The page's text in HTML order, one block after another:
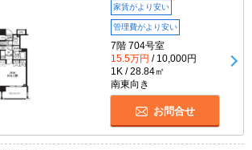
家賃がより安い
管理費がより安い
7階 704号室
15.5万円 / 10,000円
1K / 28.84㎡
南東向き
お問合せ